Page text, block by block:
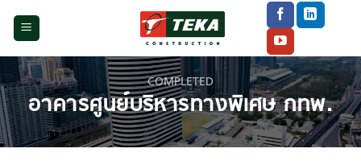
COMPLETED
อาคารศูนย์บริหารทางพิเศษ กทพ.